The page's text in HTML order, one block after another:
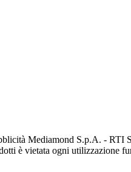
Mediamond S.p.A. - RTI
è vietata ogni utilizzazione